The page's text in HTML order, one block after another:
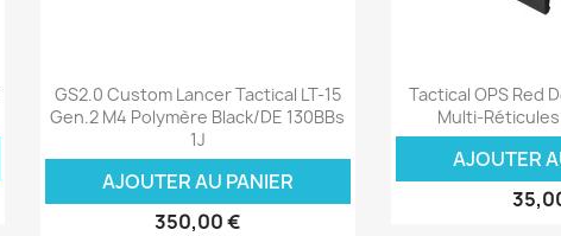
Aperçu rapide
GS2.0 Custom Lancer Tactical LT-15
Gen.2 M4 Polymère Black/DE 130BBs
1J
AJOUTER AU PANIER
350,00 €

Tactical OPS Red
Multi-
AJOUTER